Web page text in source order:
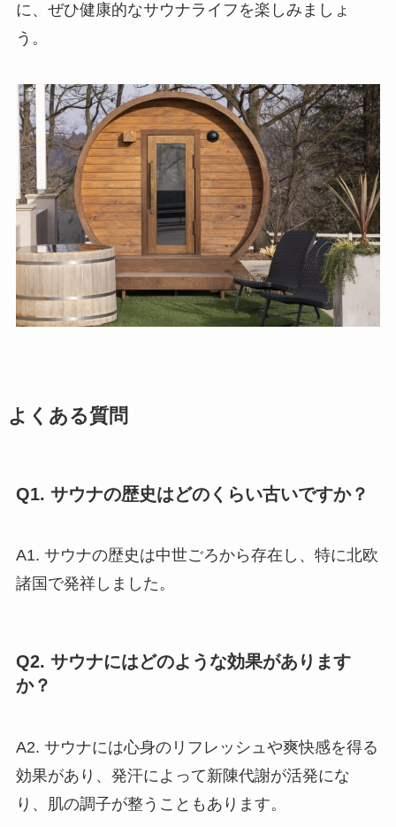
に、ぜひ健康的なサウナライフを楽しみましょ
う。
よくある質問
Q1. サウナの歴史はどのくらい古いですか？
A1. サウナの歴史は中世ごろから存在し、特に北欧
諸国で発祥しました。
Q2. サウナにはどのような効果があります
か？
A2. サウナには心身のリフレッシュや爽快感を得る
効果があり、発汗によって新陳代謝が活発にな
り、肌の調子が整うこともあります。